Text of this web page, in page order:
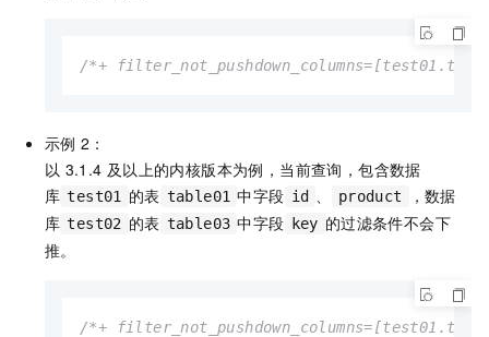
/*+
示例 2：
以 3.1.4 及以上的内核版本为例，当前查询，包含数据
库 test01 的表 table01 中字段 id product
，数据
库 test02 的表 table03 中字段 key 的过滤条件不会下
推。
/*+